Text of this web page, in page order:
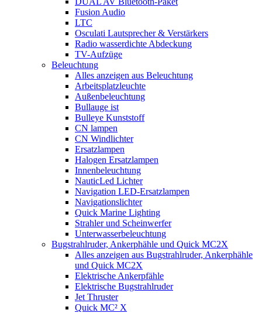
Fusion Audio
LTC
Osculati Lautsprecher & Verstärkers
Radio wasserdichte Abdeckung
TV-Aufzüge
Beleuchtung
Alles anzeigen aus Beleuchtung
Arbeitsplatzleuchte
Außenbeleuchtung
Bullauge ist
Bulleye Kunststoff
CN lampen
CN Windlichter
Ersatzlampen
Halogen Ersatzlampen
Innenbeleuchtung
NauticLed Lichter
Navigation LED-Ersatzlampen
Navigationslichter
Quick Marine Lighting
Strahler und Scheinwerfer
Unterwasserbeleuchtung
Bugstrahlruder, Ankerphähle und Quick MC2X
Alles anzeigen aus Bugstrahlruder, Ankerphähle
und Quick MC2X
Elektrische Ankerpfähle
Elektrische Bugstrahlruder
Jet Thruster
Quick MC² X